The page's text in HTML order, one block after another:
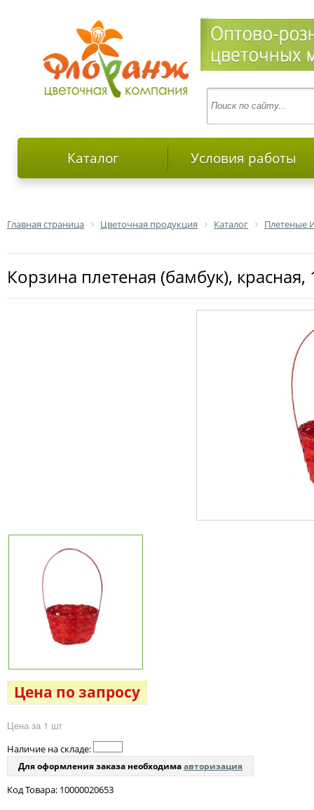
Каталог Условия работы
Главная страница Цветочная продукция Каталог Плетеные
Корзина плетеная (бамбук), красная,
Цена по запросу
Цена за 1 шт
Наличие на складе:
Для оформления заказа необходимаавторизация
Код Товара: 10000020653